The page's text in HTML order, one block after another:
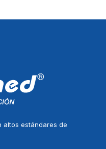
altos estándares de